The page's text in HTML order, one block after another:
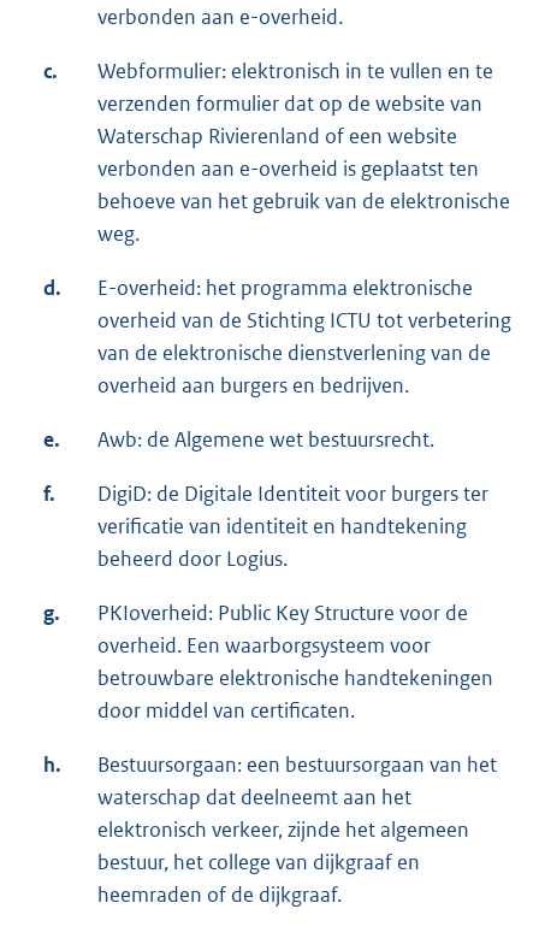
verbonden aan e-overheid.
c.
Webformulier: elektronisch in te vullen en te
verzenden formulier dat op de website van
Waterschap Rivierenland of een website
verbonden aan e-overheid is geplaatst ten
behoeve van het gebruik van de elektronische
weg.
d.
E-overheid: het programma elektronische
overheid van de Stichting ICTU tot verbetering
van de elektronische dienstverlening van de
overheid aan burgers en bedrijven.
e. Awb: de Algemene wet bestuursrecht.
f.
DigiD: de Digitale Identiteit voor burgers ter
verificatie van identiteit en handtekening
beheerd door Logius.
g.
PKIoverheid: Public Key Structure voor de
overheid. Een waarborgsysteem voor
betrouwbare elektronische handtekeningen
door middel van certificaten.
h.
Bestuursorgaan: een bestuursorgaan van het
waterschap dat deelneemt aan het
elektronisch verkeer, zijnde het algemeen
bestuur, het college van dijkgraaf en
heemraden of de dijkgraaf.